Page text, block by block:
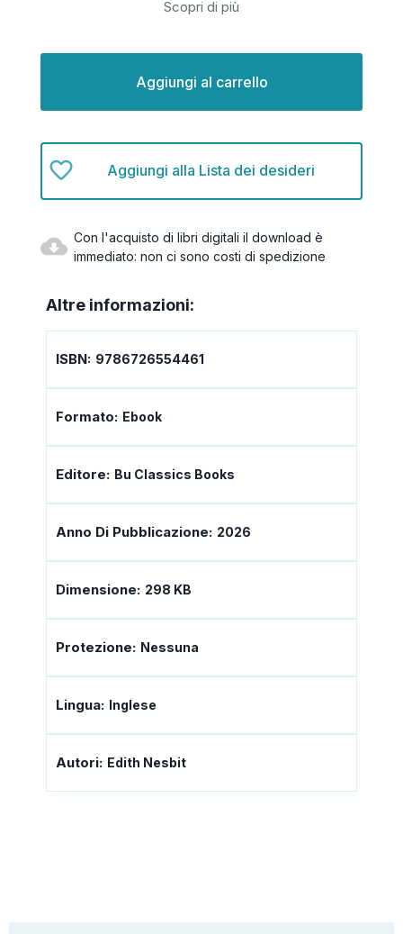
Scopri di più
Aggiungi alla Lista dei desideri
Con l'acquisto di libri digitali il download è
immediato: non ci sono costi di spedizione
Altre informazioni:
ISBN: 9786726554461
Formato: Ebook
Editore: Bu Classics Books
Anno Di Pubblicazione: 2026
Dimensione: 298 KB
Protezione: Nessuna
Lingua: Inglese
Autori: Edith Nesbit